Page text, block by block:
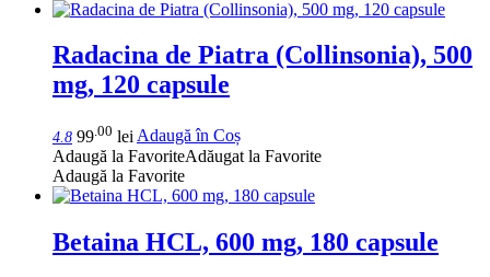
Radacina de Piatra (Collinsonia), 500
mg, 120 capsule
4.8 99 .00 lei Adaugă în Coș
Adaugă la FavoriteAdăugat la Favorite
Adaugă la Favorite
Betaina HCL, 600 mg, 180 capsule